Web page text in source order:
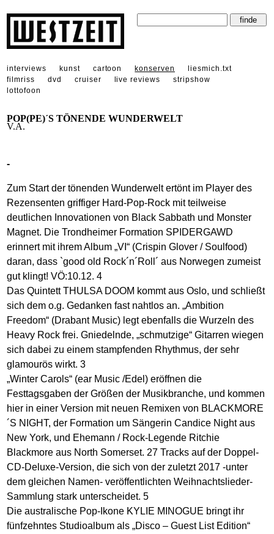
interviews kunst cartoon konserven
liesmich.txt
filmriss
dvd cruiser live reviews
stripshow
lottofoon
POP(PE)´S TÖNENDE WUNDERWELT
V.A.
-
Zum Start der tönenden Wunderwelt ertönt im Player des
Rezensenten griffiger Hard-Pop-Rock mit teilweise
deutlichen Innovationen von Black Sabbath und Monster
Magnet. Die Trondheimer Formation SPIDERGAWD
erinnert mit ihrem Album „VI“ (Crispin Glover / Soulfood)
daran, dass `good old Rock´n´Roll´ aus Norwegen zumeist
gut klingt! VÖ:10.12. 4
Das Quintett THULSA DOOM kommt aus Oslo, und schließt
sich dem o.g. Gedanken fast nahtlos an. „Ambition
Freedom“ (Drabant Music) legt ebenfalls die Wurzeln des
Heavy Rock frei. Gniedelnde, „schmutzige“ Gitarren wiegen
sich dabei zu einem stampfenden Rhythmus, der sehr
glamourös wirkt. 3
„Winter Carols“ (ear Music /Edel) eröffnen die
Festtagsgaben der Größen der Musikbranche, und kommen
hier in einer Version mit neuen Remixen von BLACKMORE
´S NIGHT, der Formation um Sängerin Candice Night aus
New York, und Ehemann / Rock-Legende Ritchie
Blackmore aus North Somerset. 27 Tracks auf der Doppel-
CD-Deluxe-Version, die sich von der zuletzt 2017 -unter
dem gleichen Namen- veröffentlichten Weihnachtslieder-
Sammlung stark unterscheidet. 5
Die australische Pop-Ikone KYLIE MINOGUE bringt ihr
fünfzehntes Studioalbum als „Disco – Guest List Edition“